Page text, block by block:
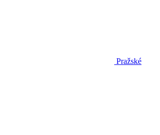
Pražské